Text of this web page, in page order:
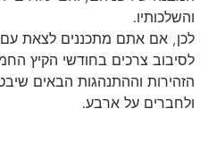
והשלכותיו.
לכן, אם אתם מתכננים לצאת
לסיבוב צרכים בחודשי הקיץ
הזהירות וההתנהגות הבאים
ולחברים על ארבע.